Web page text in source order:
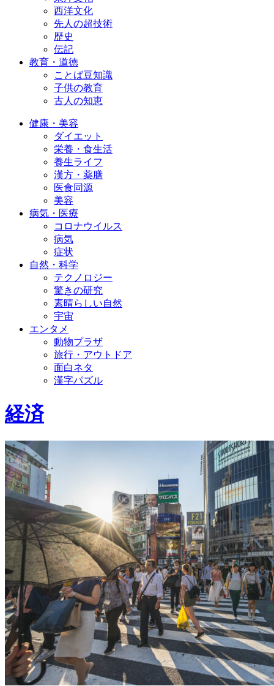
西洋文化
先人の超技術
歴史
伝記
教育・道徳
ことば豆知識
子供の教育
古人の知恵
健康・美容
ダイエット
栄養・食生活
養生ライフ
漢方・薬膳
医食同源
美容
病気・医療
コロナウイルス
病気
症状
自然・科学
テクノロジー
驚きの研究
素晴らしい自然
宇宙
エンタメ
動物プラザ
旅行・アウトドア
面白ネタ
漢字パズル
経済